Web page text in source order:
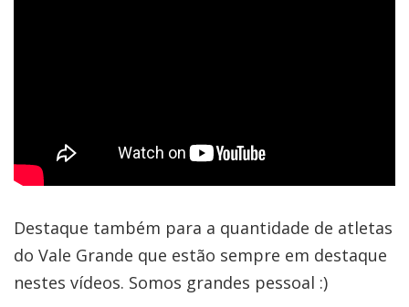
Destaque também para a quantidade de atletas
do Vale Grande que estão sempre em destaque
nestes vídeos. Somos grandes pessoal :)